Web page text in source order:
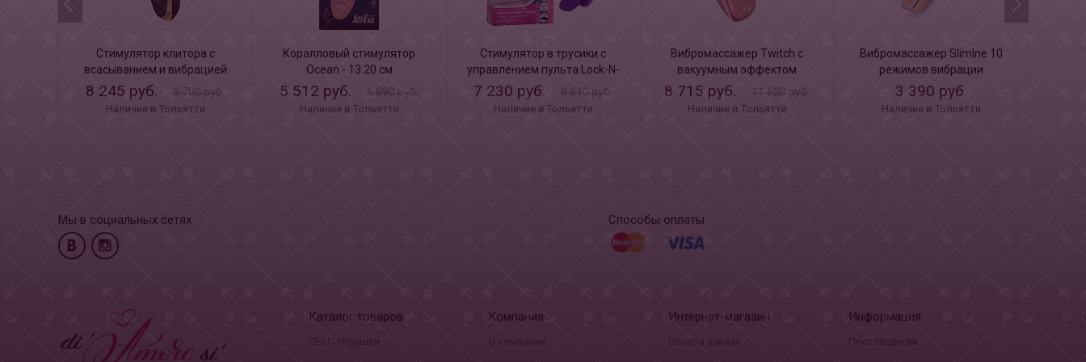
Стимулятор клитора с
всасыванием и вибрацией
HAMMER
8 245 руб. 9 700 руб.
Наличие в Тольятти
Коралловый стимулятор
Ocean - 13.20 см
5 512 руб. 6 890 руб.
Наличие в Тольятти
Стимулятор в трусики с
управлением пульта Lock-N-
Play Remote Pulsating Panty
Teaser
7 230 руб. 9 640 руб.
Наличие в Тольятти
Вибромассажер Twitch с
вакуумным эффектом
8 715 руб. 11 620 руб.
Наличие в Тольятти
Вибромассажер Slimlne 10
режимов вибрации
3 390 руб.
Наличие в Тольятти
Мы в социальных сетях Способы оплаты
Каталог товаров
СЕКС-Игрушки
Компания
О компании
Интернет-магазин
Оплата заказа
Информация
Поставщикам